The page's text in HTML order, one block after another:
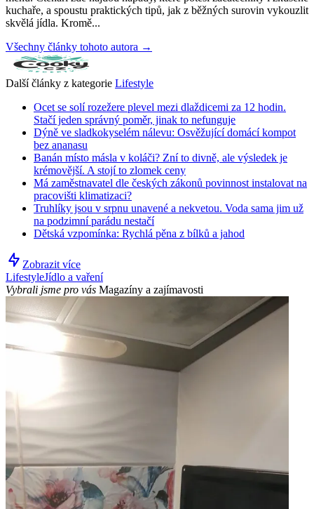
kuchaře, a spoustu praktických tipů, jak z běžných surovin vykouzlit
skvělá jídla. Kromě...
Všechny články tohoto autora →
Další články z kategorie Lifestyle
Ocet se solí rozežere plevel mezi dlaždicemi za 12 hodin.
Stačí jeden správný poměr, jinak to nefunguje
Dýně ve sladkokyselém nálevu: Osvěžující domácí kompot
bez ananasu
Banán místo másla v koláči? Zní to divně, ale výsledek je
krémovější. A stojí to zlomek ceny
Má zaměstnavatel dle českých zákonů povinnost instalovat na
pracovišti klimatizaci?
Truhlíky jsou v srpnu unavené a nekvetou. Voda sama jim už
na podzimní parádu nestačí
Dětská vzpomínka: Rychlá pěna z bílků a jahod
Zobrazit více
LifestyleJídlo a vaření
Vybrali jsme pro vás Magazíny a zajímavosti